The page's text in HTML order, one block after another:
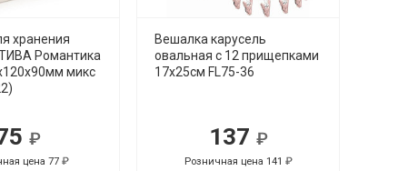
хранения
Романтика
микс
цена 77
Вешалка карусель
овальная с 12 прищепками
17x25см FL75-36
137
Розничная цена 141